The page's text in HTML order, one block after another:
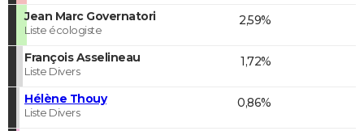
Jean Marc Governatori
Liste écologiste
2,59%
François Asselineau
Liste Divers
1,72%
Hélène Thouy
Liste Divers
0,86%